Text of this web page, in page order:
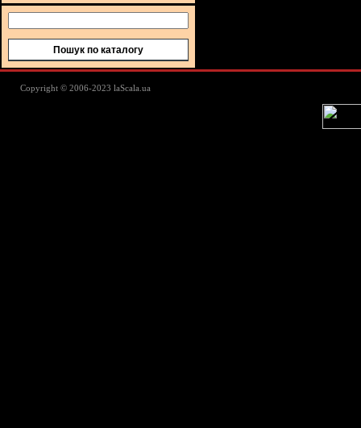
Пошук по каталогу
Copyright © 2006-2023 laScala.ua